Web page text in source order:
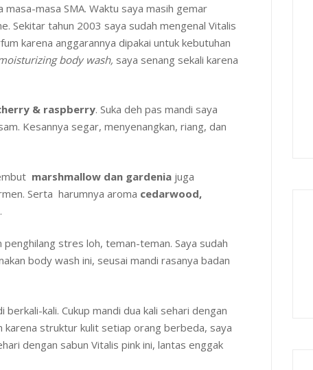
masa SMA. Waktu saya masih gemar
Sekitar tahun 2003 saya sudah mengenal Vitalis
karena anggarannya dipakai untuk kebutuhan
body wash, saya senang sekali karena
& raspberry. Suka deh pas mandi saya
Kesannya segar, menyenangkan, riang, dan
marshmallow dan gardenia juga
Serta harumnya aroma cedarwood,
penghilang stres loh, teman-teman. Saya sudah
body wash ini, seusai mandi rasanya badan
kali. Cukup mandi dua kali sehari dengan
karena struktur kulit setiap orang berbeda, saya
dengan sabun Vitalis pink ini, lantas enggak